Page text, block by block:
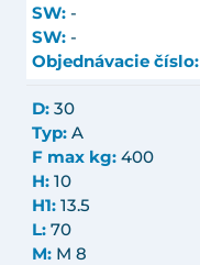
SW: -
SW: -
Objednávacie číslo:
D: 30
Typ: A
F max kg: 400
H: 10
H1: 13.5
L: 70
M: M 8